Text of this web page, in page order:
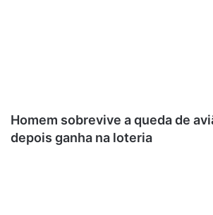
Homem sobrevive a queda de
depois ganha na loteria